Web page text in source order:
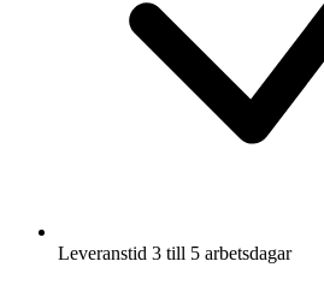
Leveranstid 3 till 5 arbetsdagar